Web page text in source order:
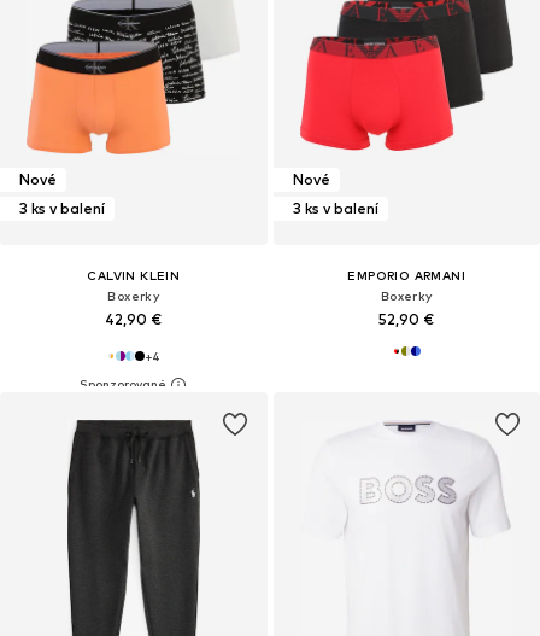
Nové
3 ks v balení
CALVIN KLEIN
Boxerky
42,90 €
+4
Nové
3 ks v balení
EMPORIO ARMANI
Boxerky
52,90 €